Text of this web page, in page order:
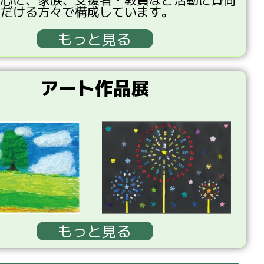
ける方々で構成しています。
もっと見る
アート作品展
もっと見る